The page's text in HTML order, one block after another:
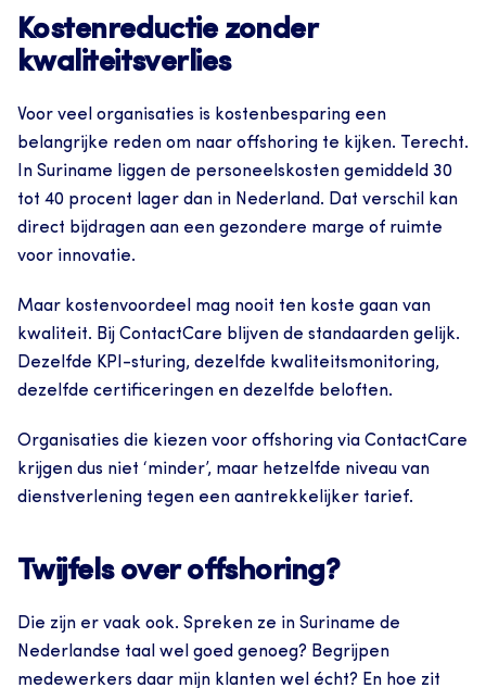
Kostenreductie zonder
kwaliteitsverlies
Voor veel organisaties is kostenbesparing een
belangrijke reden om naar offshoring te kijken. Terecht.
In Suriname liggen de personeelskosten gemiddeld 30
tot 40 procent lager dan in Nederland. Dat verschil kan
direct bijdragen aan een gezondere marge of ruimte
voor innovatie.
Maar kostenvoordeel mag nooit ten koste gaan van
kwaliteit. Bij ContactCare blijven de standaarden gelijk.
Dezelfde KPI-sturing, dezelfde kwaliteitsmonitoring,
dezelfde certificeringen en dezelfde beloften.
Organisaties die kiezen voor offshoring via ContactCare
krijgen dus niet ‘minder’, maar hetzelfde niveau van
dienstverlening tegen een aantrekkelijker tarief.
Twijfels over offshoring?
Die zijn er vaak ook. Spreken ze in Suriname de
Nederlandse taal wel goed genoeg? Begrijpen
medewerkers daar mijn klanten wel écht? En hoe zit